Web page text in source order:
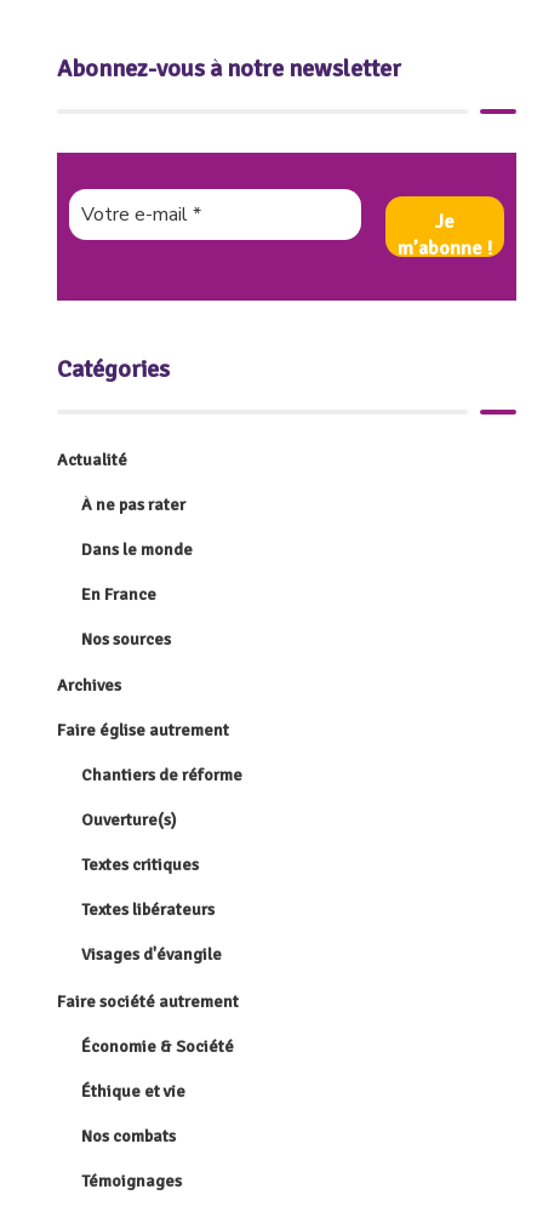
Abonnez-vous à notre newsletter
Catégories
Actualité
À ne pas rater
Dans le monde
En France
Nos sources
Archives
Faire église autrement
Chantiers de réforme
Ouverture(s)
Textes critiques
Textes libérateurs
Visages d'évangile
Faire société autrement
Économie & Société
Éthique et vie
Nos combats
Témoignages